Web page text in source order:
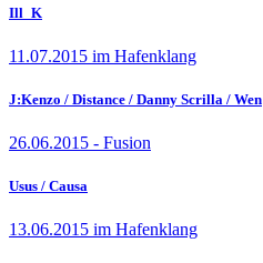
Ill_K
11.07.2015 im Hafenklang
J:Kenzo / Distance / Danny Scrilla / Wen
26.06.2015 - Fusion
Usus / Causa
13.06.2015 im Hafenklang